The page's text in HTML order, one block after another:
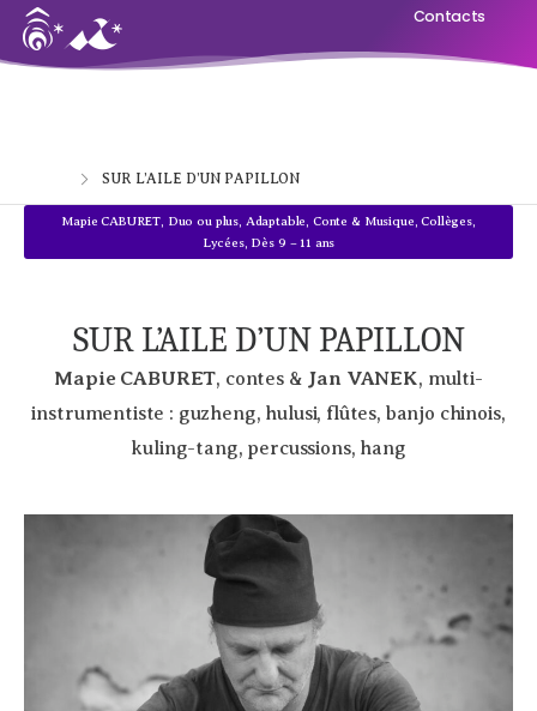
Contacts
SUR L’AILE D’UN PAPILLON
Mapie CABURET Duo ou plus Adaptable Conte & Musique ,Collèges,
Lycées, Dès 9 – 11 ans
SUR L’AILE D’UN PAPILLON
Mapie CABURET, contes & Jan VANEK, multi-
instrumentiste : guzheng, hulusi, flûtes, banjo chinois,
kuling-tang, percussions, hang